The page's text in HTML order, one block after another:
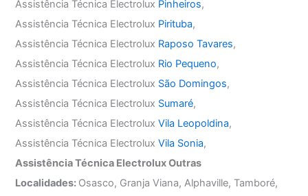
Assistência Técnica Electrolux Pinheiros,
Assistência Técnica Electrolux Pirituba,
Assistência Técnica Electrolux Raposo Tavares,
Assistência Técnica Electrolux Rio Pequeno,
Assistência Técnica Electrolux São Domingos,
Assistência Técnica Electrolux Sumaré,
Assistência Técnica ElectroluxVila Leopoldina,
Assistência Técnica ElectroluxVila Sonia,
Assistência Técnica Electrolux Outras
Localidades: Osasco, Granja Viana, Alphaville, Tamboré,